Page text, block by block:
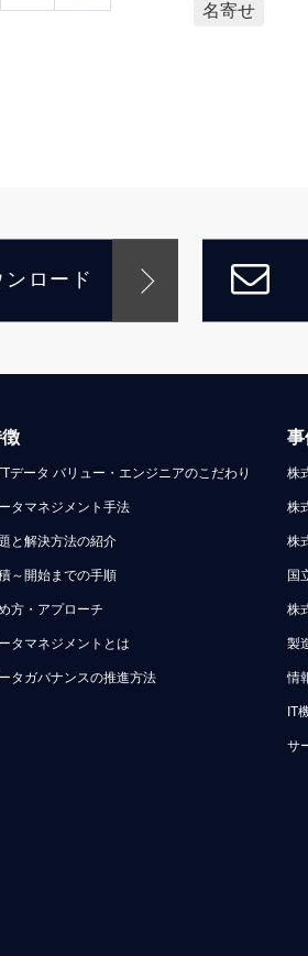
名寄せ
ロード
データ バリュー・エンジニアのこだわり
タマネジメント手法
と解決方法の紹介
～開始までの手順
方・アプローチ
タマネジメントとは
タガバナンスの推進方法
事
株
株
株
国
株
製
情
IT
サ